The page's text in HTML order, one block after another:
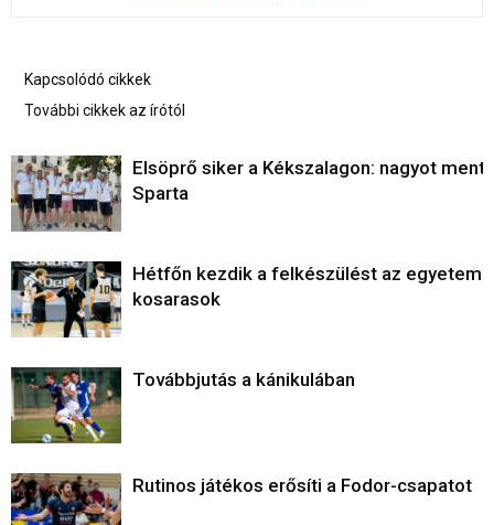
Kapcsolódó cikkek
További cikkek az írótól
Elsöprő siker a Kékszalagon: nagyot ment
Sparta
Hétfőn kezdik a felkészülést az egyetemi
kosarasok
Továbbjutás a kánikulában
Rutinos játékos erősíti a Fodor-csapatot